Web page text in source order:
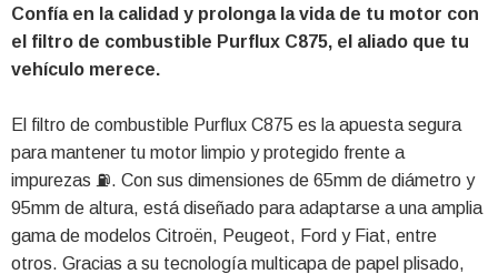
Confía en la calidad y prolonga la vida de tu motor con
el filtro de combustible Purflux C875, el aliado que tu
vehículo merece.
El filtro de combustible Purflux C875 es la apuesta segura
para mantener tu motor limpio y protegido frente a
impurezas ⛽. Con sus dimensiones de 65mm de diámetro y
95mm de altura, está diseñado para adaptarse a una amplia
gama de modelos Citroën, Peugeot, Ford y Fiat, entre
otros. Gracias a su tecnología multicapa de papel plisado,